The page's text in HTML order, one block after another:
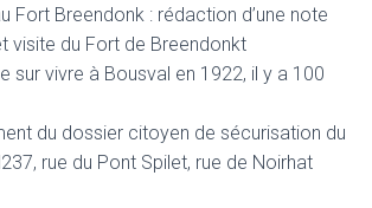
Fort Breendonk : rédaction d’une note
visite du Fort de Breendonkt
sur vivre à Bousval en 1922, il y a 100
du dossier citoyen de sécurisation du
rue du Pont Spilet, rue de Noirhat